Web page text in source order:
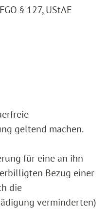
§ 127, UStAE
geltend machen.
für eine an ihn
Bezug einer
die
verminderten)